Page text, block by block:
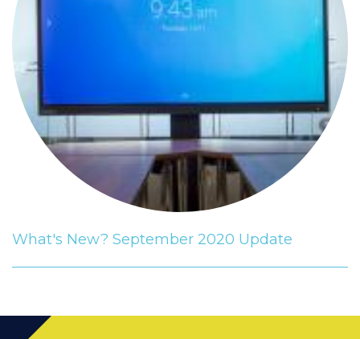
What's New? September 2020 Update